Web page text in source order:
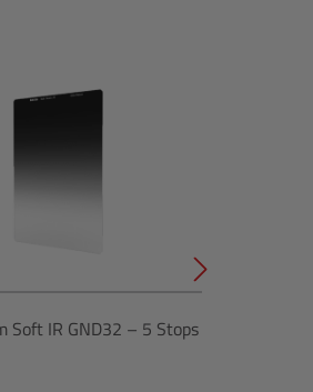
Soft IR GND32 – 5 Stops